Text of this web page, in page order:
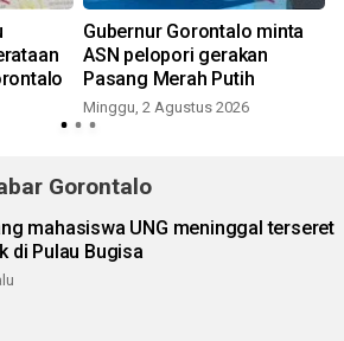
Gubernur Gorontalo minta
ASN pelopori gerakan
Pasang Merah Putih
Minggu, 2 Agustus 2026
Gorontalo
mahasiswa UNG meninggal terseret
di Pulau Bugisa